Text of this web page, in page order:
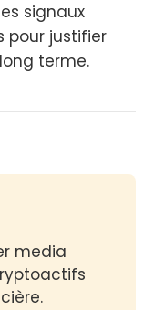
signaux
pour justifier
terme.
media